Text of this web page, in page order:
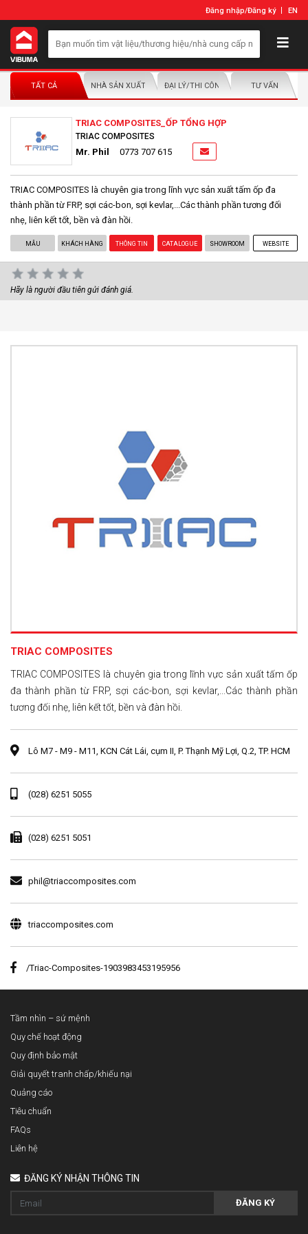
Đăng nhập/Đăng ký EN
TẤT CẢ NHÀ SẢN XUẤT/NHÀ PHÂN PHỐIĐẠI LÝ/THI CÔNG LẮP ĐẶTTƯ VẤN
TRIAC COMPOSITES_ỐP TỔNG HỢP
TRIAC COMPOSITES
Mr. Phil 0773 707 615
TRIAC COMPOSITES là chuyên gia trong lĩnh vực sản xuất tấm ốp đa
thành phần từ FRP, sợi các-bon, sợi kevlar,...Các thành phần tương đối
nhẹ, liên kết tốt, bền và đàn hồi.
MẪU KHÁCH HÀNG THÔNG TIN CATALOGUE SHOWROOM WEBSITE
Hãy là người đầu tiên gửi đánh giá.
TRIAC COMPOSITES
TRIAC COMPOSITES là chuyên gia trong lĩnh vực sản xuất tấm ốp
đa thành phần từ FRP, sợi các-bon, sợi kevlar,...Các thành phần
tương đối nhẹ, liên kết tốt, bền và đàn hồi.
Lô M7 - M9 - M11, KCN Cát Lái, cụm II, P. Thạnh Mỹ Lợi, Q.2, TP. HCM
(028) 6251 5055
(028) 6251 5051
phil@triaccomposites.com
triaccomposites.com
/Triac-Composites-1903983453195956
Tầm nhìn – sứ mệnh
Quy chế hoạt động
Quy định bảo mật
Giải quyết tranh chấp/khiếu nại
Quảng cáo
Tiêu chuẩn
FAQs
Liên hệ
ĐĂNG KÝ NHẬN THÔNG TIN
ĐĂNG KÝ